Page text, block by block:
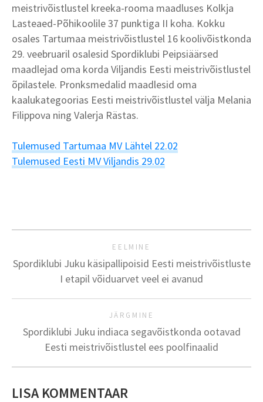
meistrivõistlustel kreeka-rooma maadluses Kolkja
Lasteaed-Põhikoolile 37 punktiga II koha. Kokku
osales Tartumaa meistrivõistlustel 16 koolivõistkonda
29. veebruaril osalesid Spordiklubi Peipsiäärsed
maadlejad oma korda Viljandis Eesti meistrivõistlustel
õpilastele. Pronksmedalid maadlesid oma
kaalukategoorias Eesti meistrivõistlustel välja Melania
Filippova ning Valerja Rästas.
Tulemused Tartumaa MV Lähtel 22.02
Tulemused Eesti MV Viljandis 29.02
EELMINE
Spordiklubi Juku käsipallipoisid Eesti meistrivõistluste
I etapil võiduarvet veel ei avanud
JÄRGMINE
Spordiklubi Juku indiaca segavõistkonda ootavad
Eesti meistrivõistlustel ees poolfinaalid
LISA KOMMENTAAR